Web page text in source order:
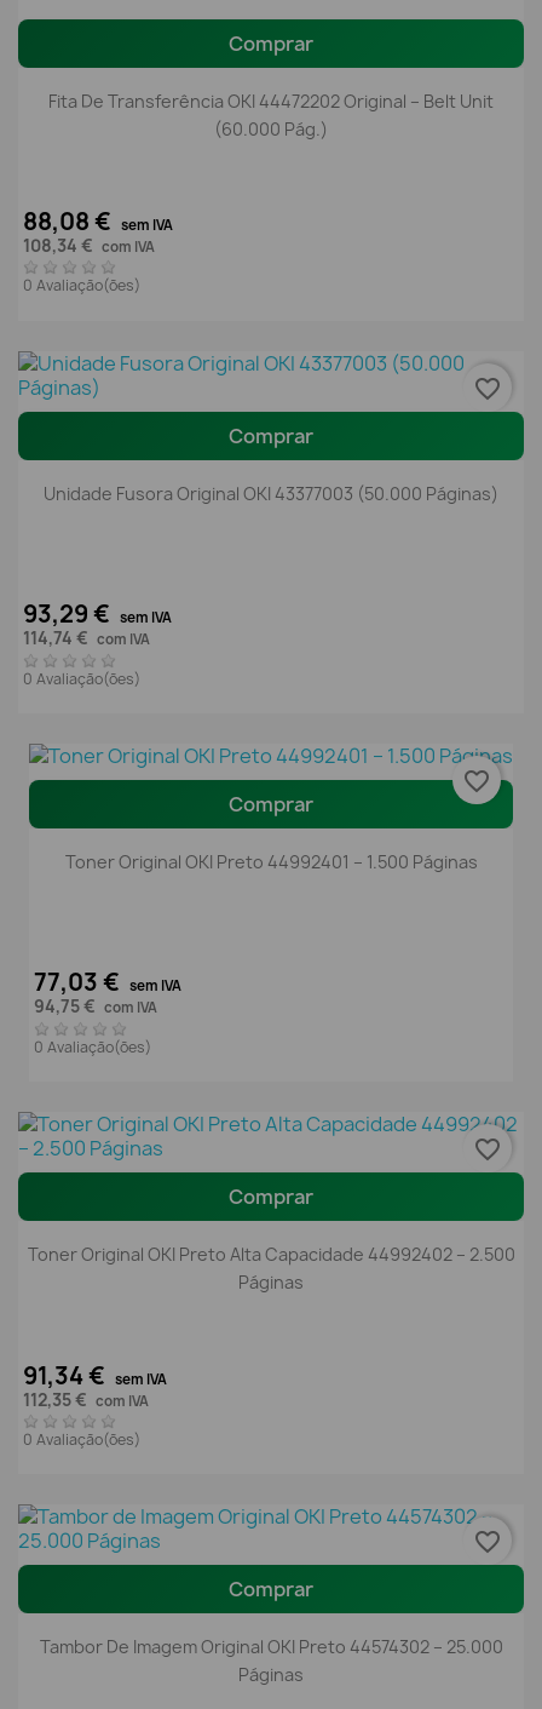
Comprar
Fita De Transferência OKI 44472202 Original – Belt Unit
(60.000 Pág.)
88,08 € sem IVA
108,34 € com IVA
0 Avaliação(ões)
Comprar
Unidade Fusora Original OKI 43377003 (50.000 Páginas)
93,29 € sem IVA
114,74 € com IVA
0 Avaliação(ões)
favorite_border
Comprar
Toner Original OKI Preto 44992401 – 1.500 Páginas
77,03 € sem IVA
94,75 € com IVA
0 Avaliação(ões)
favorite_border
Comprar
Toner Original OKI Preto Alta Capacidade 44992402 – 2.500
Páginas
91,34 € sem IVA
112,35 € com IVA
0 Avaliação(ões)
favorite_border
Comprar
Tambor De Imagem Original OKI Preto 44574302 – 25.000
Páginas
favorite_border